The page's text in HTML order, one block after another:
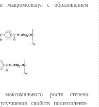
макромолекул с образованием
роста степени
свойств полиэтиленте-